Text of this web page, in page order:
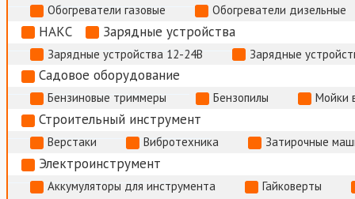
Обогреватели газовые Обогреватели дизельные
НАКС Зарядные устройства
Зарядные устройства 12-24В Зарядные
Садовое оборудование
Бензиновые триммеры Бензопилы Мойки
Строительный инструмент
Верстаки Вибротехника Затирочные
Электроинструмент
Аккумуляторы для инструмента
Гайковерты